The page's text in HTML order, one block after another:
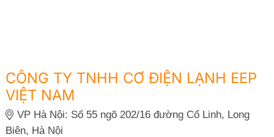
CÔNG TY TNHH CƠ ĐIỆN LẠNH EEP
VIỆT NAM
VP Hà Nội: Số 55 ngõ 202/16 đường Cổ Linh, Long
Biên, Hà Nội